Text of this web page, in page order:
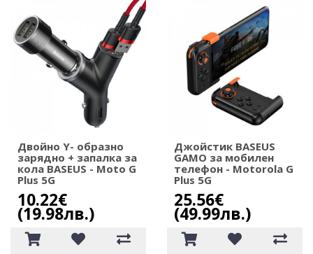
Двойно Y- образно
зарядно + запалка за
кола BASEUS - Moto G
Plus 5G
10.22€
(19.98лв.)
Джойстик BASEUS
GAMO за мобилен
телефон - Motorola G
Plus 5G
25.56€
(49.99лв.)